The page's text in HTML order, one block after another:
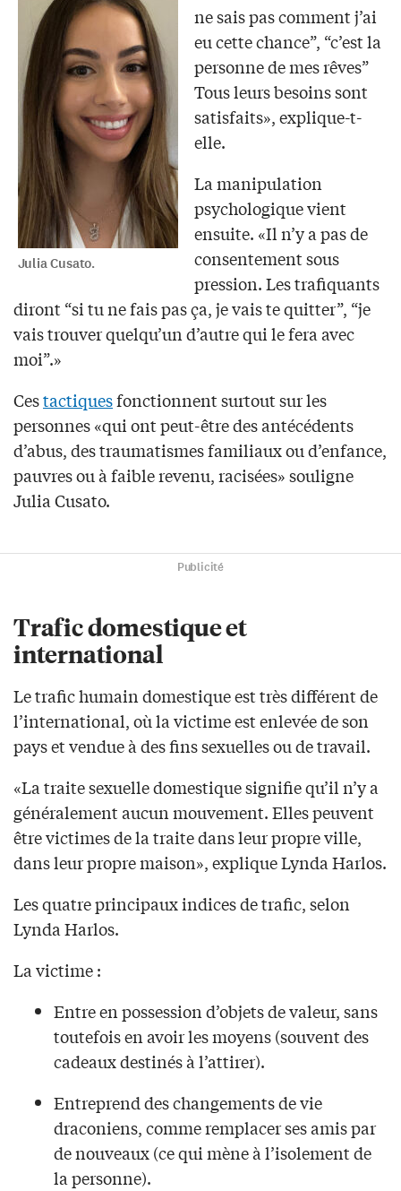
Julia Cusato.
ne sais pas comment j’ai
eu cette chance”, “c’est la
personne de mes rêves”
Tous leurs besoins sont
satisfaits», explique-t-
elle.
La manipulation
psychologique vient
ensuite. «Il n’y a pas de
consentement sous
pression. Les trafiquants
diront “si tu ne fais pas ça, je vais te quitter”, “je
vais trouver quelqu’un d’autre qui le fera avec
moi”.»
Cestactiquesfonctionnent surtout sur les
personnes «qui ont peut-être des antécédents
d’abus, des traumatismes familiaux ou d’enfance,
pauvres ou à faible revenu, racisées» souligne
Julia Cusato.
Publicité
Trafic domestique et
international
Le trafic humain domestique est très différent de
l’international, où la victime est enlevée de son
pays et vendue à des fins sexuelles ou de travail.
«La traite sexuelle domestique signifie qu’il n’y a
généralement aucun mouvement. Elles peuvent
être victimes de la traite dans leur propre ville,
dans leur propre maison», explique Lynda Harlos.
Les quatre principaux indices de trafic, selon
Lynda Harlos.
La victime :
Entre en possession d’objets de valeur, sans
toutefois en avoir les moyens (souvent des
cadeaux destinés à l’attirer).
Entreprend des changements de vie
draconiens, comme remplacer ses amis par
de nouveaux (ce qui mène à l’isolement de
la personne).